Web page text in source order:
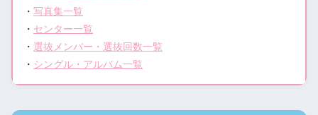
・写真集一覧
・ センター一覧
・ 選抜メンバー・選抜回数一覧
・ シングル・アルバム一覧